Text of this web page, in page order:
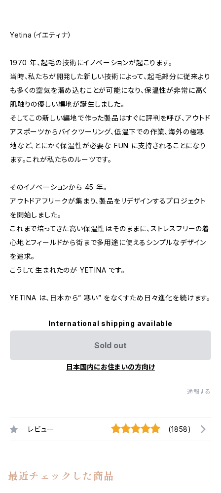
Yetina（イエティナ）
1970 年、起毛の技術にイノベーションが起こります。
当時、私たちが開発した新しい技術によって、起毛部分に従来より
も多くの空気を溜め込むことが可能になり、保温性が非常に高く
肌触りの優しい編地が誕生しました。
そしてこの新しい編地で作った製品はすぐに評判を呼び、アウトド
アスポーツからバイクツーリング、低温下での作業、海外の極寒
地など、とにかく保温性が必要な FUN に支持されることになり
ます。これが私たちのルーツです。
そのイノベーションから 45 年。
アウトドアフリークが集まり、製品をリデザインするプロジェクト
を開始しました。
これまで培ってきた高い保温性はそのままに、ストレスフリーの着
心地とフィールドから街まで多用途に使えるシンプルなデザイン
を追求。
こうして生まれたのが YETINA です。
YETINA は、日本から” 寒い” をなくすため日々進化を続けます。
International shipping available
Sold out
日本国内にお住まいの方向け
通報する
レビュー (1858)
最近チェックした商品